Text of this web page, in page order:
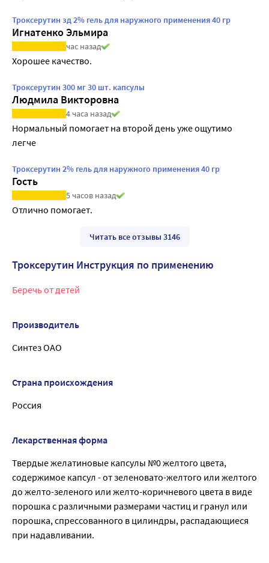
Троксерутин зд 2% гель для наружного применения 40 гр
Игнатенко Эльмира
час назад
Хорошее качество.
Троксерутин 300 мг 30 шт. капсулы
Людмила Викторовна
4 часа назад
Нормальный помогает на второй день уже ощутимо
легче
Троксерутин 2% гель для наружного применения 40 гр
Гость
5 часов назад
Отлично помогает.
Читать все отзывы 3146
Троксерутин Инструкция по применению
Беречь от детей
Производитель
Синтез ОАО
Страна происхождения
Россия
Лекарственная форма
Твердые желатиновые капсулы №0 желтого цвета,
содержимое капсул - от зеленовато-желтого или желтого
до желто-зеленого или желто-коричневого цвета в виде
порошка с различными размерами частиц и гранул или
порошка, спрессованного в цилиндры, распадающиеся
при надавливании.